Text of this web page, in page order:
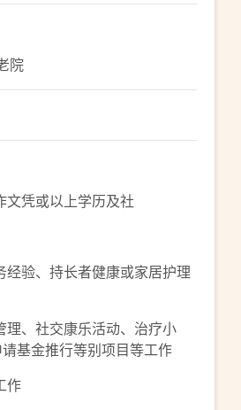
院
或以上学历及社
、持长者健康或家居护理
社交康乐活动、治疗小
基金推行等别项目等工作